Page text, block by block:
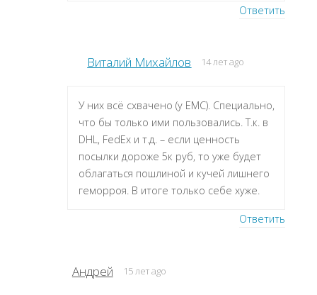
Ответить
Виталий Михайлов 14 лет ago
У них всё схвачено (у ЕМС). Специально,
что бы только ими пользовались. Т.к. в
DHL, FedEx и т.д. – если ценность
посылки дороже 5к руб, то уже будет
облагаться пошлиной и кучей лишнего
геморроя. В итоге только себе хуже.
Ответить
Андрей 15 лет ago